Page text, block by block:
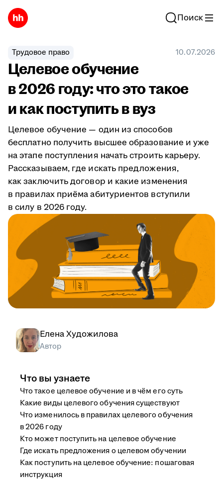
Поиск
Трудовое право 10.07.2026
Целевое обучение
в 2026 году: что это такое
и как поступить в вуз
Целевое обучение — один из способов
бесплатно получить высшее образование и уже
на этапе поступления начать строить карьеру.
Рассказываем, где искать предложения,
как заключить договор и какие изменения
в правилах приёма абитуриентов вступили
в силу в 2026 году.
Елена Художилова
Автор
Что вы узнаете
Что такое целевое обучение и в чём его суть
Какие виды целевого обучения существуют
Что изменилось в правилах целевого обучения
в 2026 году
Кто может поступить на целевое обучение
Где искать предложения о целевом обучении
Как поступить на целевое обучение: пошаговая
инструкция